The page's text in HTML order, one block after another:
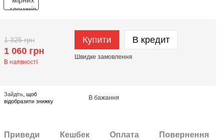
1 325 грн
1 060 грн
В наявності
Купити В кредит
Швидкезамовлення
Зайдіть , щоб
відобразити знижку
В бажання
Приведи
Кешбек Оплата Повернення